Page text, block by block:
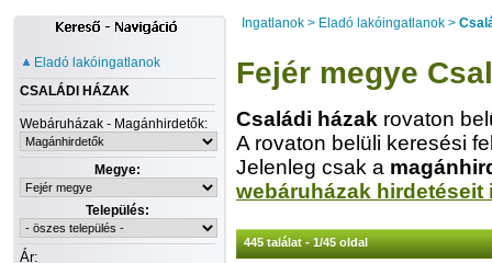
Eladó lakóingatlanok
CSALÁDI HÁZAK
Webáruházak - Magánhirdetők:
Megye:
Település:
Ár:
Ingatlanok > Eladó lakóingatlanok >
Fejér megye
Családi házak rovaton
A rovaton belüli keresési
Jelenleg csak a
webáruházak hirdetéseit
445 találat - 1/45 oldal